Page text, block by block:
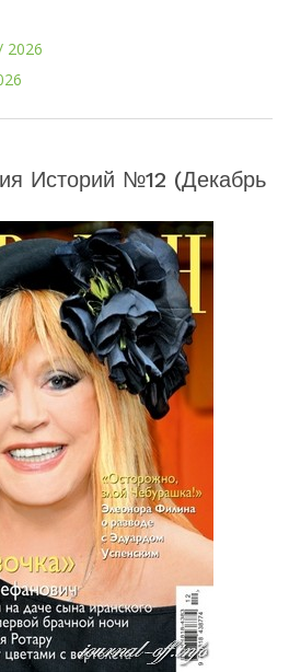
2026
Историй №12 (декабрь